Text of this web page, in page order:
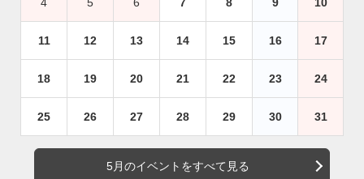
11 12 13 14 15 16 17
18 19 20 21 22 23 24
25 26 27 28 29 30 31
5月のイベントをすべて見る